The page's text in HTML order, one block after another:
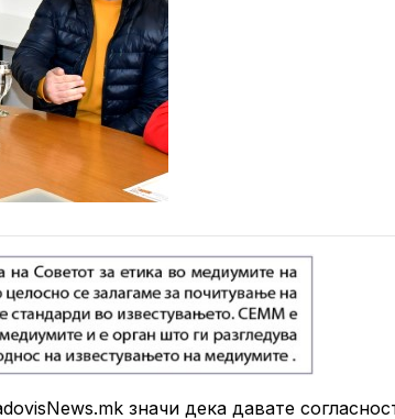
значи дека давате